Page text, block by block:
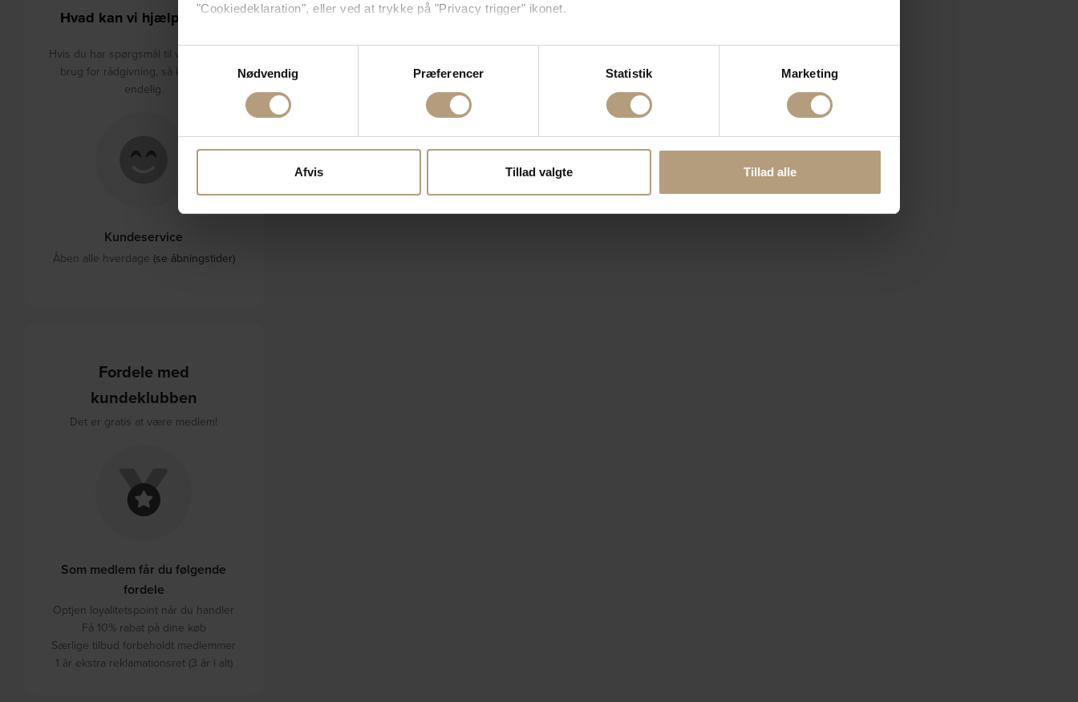
"Cookiedeklaration", eller ved at trykke på "Privacy trigger" ikonet.
Hvis du tillader det, vil vi også gerne:
Indsamle præcise oplysninger om din placering, der kan være nøjagtig inden for få meter
Identificere din enhed baseret på en scanning af dens unikke karakteristika (fingerprinting)
Dine valg anvendes på hele websitet.
annonceringspartnere og analysepartnere. Vores partnere kan kombinere disse data med andre oplysninger, du har givet
dem, eller som de har indsamlet fra din brug af deres tjenester.
Samtykkevalg
Nødvendig
Præferencer Statistik Marketing
Afvis Tillad valgte Tillad alle
Hvad kan vi hjælpe med?
Hvis du har spørgsmål til varerne eller
brug for rådgivning, så kontakt os
endelig.
Kundeservice
Åben alle hverdage (se åbningstider)
Fordele med
kundeklubben
Det er gratis at være medlem!
Som medlem får du følgende
fordele
Optjen loyalitetspoint når du handler
Få 10% rabat på dine køb
Særlige tilbud forbeholdt medlemmer
1 år ekstra reklamationsret (3 år i alt)